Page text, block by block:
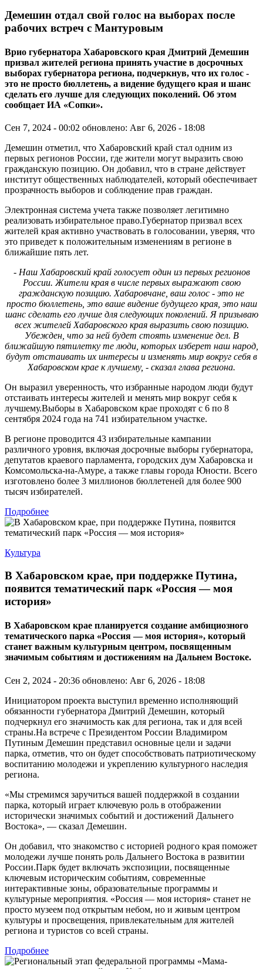
Демешин отдал свой голос на выборах после
рабочих встреч с Мантуровым
Врио губернатора Хабаровского края Дмитрий Демешин
призвал жителей региона принять участие в досрочных
выборах губернатора региона, подчеркнув, что их голос -
это не просто бюллетень, а видение будущего края и шанс
сделать его лучше для следующих поколений. Об этом
сообщает ИА «Сопки».
Сен 7, 2024 - 00:02 обновлено: Авг 6, 2026 - 18:08
Демешин отметил, что Хабаровский край стал одним из
первых регионов России, где жители могут выразить свою
гражданскую позицию. Он добавил, что в стране действует
институт общественных наблюдателей, который обеспечивает
прозрачность выборов и соблюдение прав граждан.
Электронная система учета также позволяет легитимно
реализовать избирательное право.Губернатор призвал всех
жителей края активно участвовать в голосовании, уверяя, что
это приведет к положительным изменениям в регионе в
ближайшие пять лет.
- Наш Хабаровский край голосует один из первых регионов
России. Жители края в числе первых выражают свою
гражданскую позицию. Хабаровчане, ваш голос - это не
просто бюллетень, это ваше видение будущего края, это наш
шанс сделать его лучше для следующих поколений. Я призываю
всех жителей Хабаровского края выразить свою позицию.
Убежден, что за ней будет стоять изменение дел. В
ближайшую пятилетку те люди, которых изберет наш народ,
будут отстаивать их интересы и изменять мир вокруг себя в
Хабаровском крае к лучшему, - сказал глава региона.
Он выразил уверенность, что избранные народом люди будут
отстаивать интересы жителей и менять мир вокруг себя к
лучшему.Выборы в Хабаровском крае проходят с 6 по 8
сентября 2024 года на 741 избирательном участке.
В регионе проводится 43 избирательные кампании
различного уровня, включая досрочные выборы губернатора,
депутатов краевого парламента, городских дум Хабаровска и
Комсомольска-на-Амуре, а также главы города Юности. Всего
изготовлено более 3 миллионов бюллетеней для более 900
тысяч избирателей.
Подробнее
Культура
В Хабаровском крае, при поддержке Путина,
появится тематический парк «Россия — моя
история»
В Хабаровском крае планируется создание амбициозного
тематического парка «Россия — моя история», который
станет важным культурным центром, посвященным
значимым событиям и достижениям на Дальнем Востоке.
Сен 2, 2024 - 20:36 обновлено: Авг 6, 2026 - 18:08
Инициатором проекта выступил временно исполняющий
обязанности губернатора Дмитрий Демешин, который
подчеркнул его значимость как для региона, так и для всей
страны.На встрече с Президентом России Владимиром
Путиным Демешин представил основные цели и задачи
парка, отметив, что он будет способствовать патриотическому
воспитанию молодежи и укреплению культурного наследия
региона.
«Мы стремимся заручиться вашей поддержкой в создании
парка, который играет ключевую роль в отображении
исторически значимых событий и достижений Дальнего
Востока», — сказал Демешин.
Он добавил, что знакомство с историей родного края поможет
молодежи лучше понять роль Дальнего Востока в развитии
России.Парк будет включать экспозиции, посвященные
ключевым историческим событиям, современные
интерактивные зоны, образовательные программы и
культурные мероприятия. «Россия — моя история» станет не
просто музеем под открытым небом, но и живым центром
культуры и просвещения, привлекательным для жителей
региона и туристов со всей страны.
Подробнее